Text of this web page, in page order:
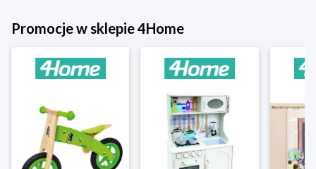
Promocje w sklepie 4Home